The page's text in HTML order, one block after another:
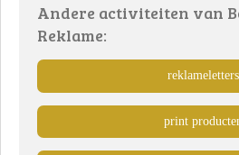
Andere activiteiten van
Reklame:
reklameletters
print